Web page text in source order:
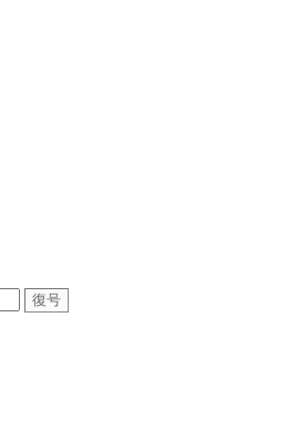
復号